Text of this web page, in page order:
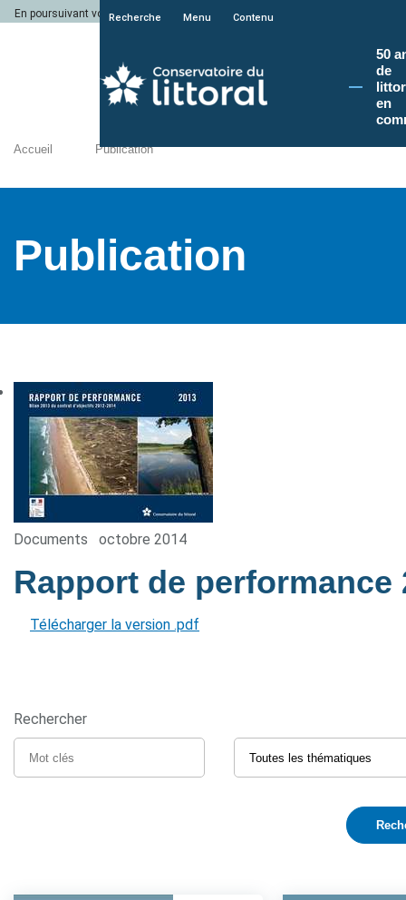
En poursuivant votre navigation sur le site du Conservatoire du littoral, vous
Recherche Menu Contenu
50
de
en
Accueil Publication
Publication
Documents octobre 2014
Rapport de performance
Télécharger la version .pdf
Rechercher